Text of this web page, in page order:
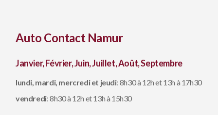
Auto Contact Namur
Janvier, Février, Juin, Juillet, Août, Septembre
lundi, mardi, mercredi et jeudi: 8h30 à 12h et 13h à 17h30
vendredi: 8h30 à 12h et 13h à 15h30